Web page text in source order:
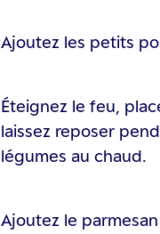
Ajoutez les petits
Éteignez le feu,
laissez reposer
légumes au chaud.
Ajoutez le